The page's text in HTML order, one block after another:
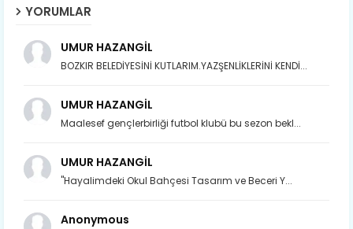
YORUMLAR
UMUR HAZANGİL
BOZKIR BELEDİYESİNİ KUTLARIM.YAZŞENLİKLERİNİ KENDİ...
UMUR HAZANGİL
Maalesef gençlerbirliği futbol klubü bu sezon bekl...
UMUR HAZANGİL
"Hayalimdeki Okul Bahçesi Tasarım ve Beceri Y...
Anonymous